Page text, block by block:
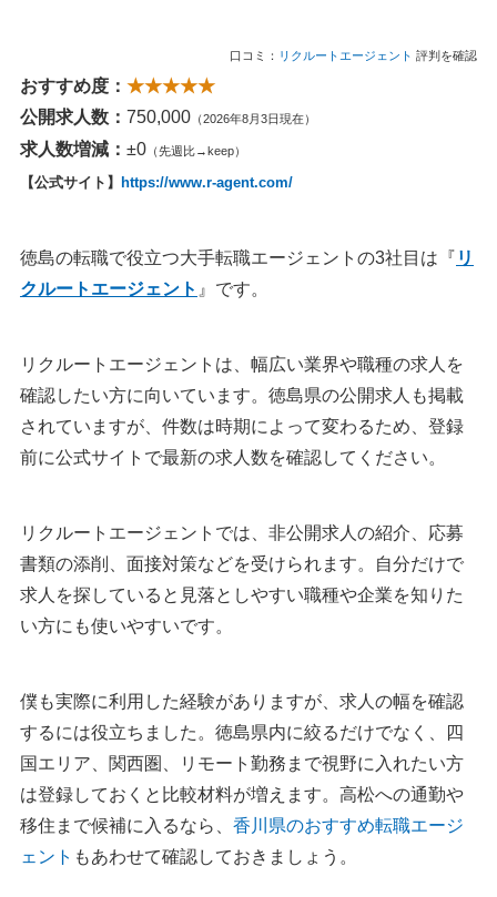
口コミ： リクルートエージェント 評判を確認
おすすめ度： ★★★★★
公開求人数： 750,000 （2026年8月3日現在）
求人数増減： ±0 （先週比→keep）
【公式サイト】 https://www.r-agent.com/
徳島の転職で役立つ大手転職エージェントの3社目は『 リ
クルートエージェント 』です。
リクルートエージェントは、幅広い業界や職種の求人を
確認したい方に向いています。徳島県の公開求人も掲載
されていますが、件数は時期によって変わるため、登録
前に公式サイトで最新の求人数を確認してください。
リクルートエージェントでは、非公開求人の紹介、応募
書類の添削、面接対策などを受けられます。自分だけで
求人を探していると見落としやすい職種や企業を知りた
い方にも使いやすいです。
僕も実際に利用した経験がありますが、求人の幅を確認
するには役立ちました。徳島県内に絞るだけでなく、四
国エリア、関西圏、リモート勤務まで視野に入れたい方
は登録しておくと比較材料が増えます。高松への通勤や
移住まで候補に入るなら、 香川県のおすすめ転職エージ
ェント もあわせて確認しておきましょう。